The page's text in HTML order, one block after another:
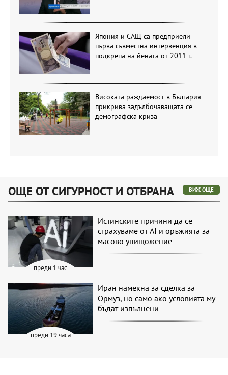
Япония и САЩ са предприели
първа съвместна интервенция в
подкрепа на йената от 2011 г.
Високата раждаемост в България
прикрива задълбочаващата се
демографска криза
ОЩЕ ОТ СИГУРНОСТ И ОТБРАНА ВИЖ ОЩЕ
преди 1 час
Истинските причини да се
страхуваме от AI и оръжията за
масово унищожение
преди 19 часа
Иран намекна за сделка за
Ормуз, но само ако условията му
бъдат изпълнени